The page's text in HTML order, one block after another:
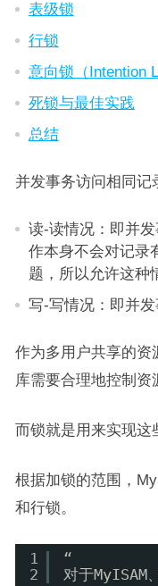
表级锁
行锁
意向锁（Intention
死锁与最佳实践
总结
并发事务访问相同记
读-读情况：即并
作本身不会对记录
题，所以允许这种
写-写情况：即并发
作为多用户共享的资
库需要合理地控制资
而锁就是用来实现这
根据加锁的范围，
和行锁。
1
2
“
对于MyISAM